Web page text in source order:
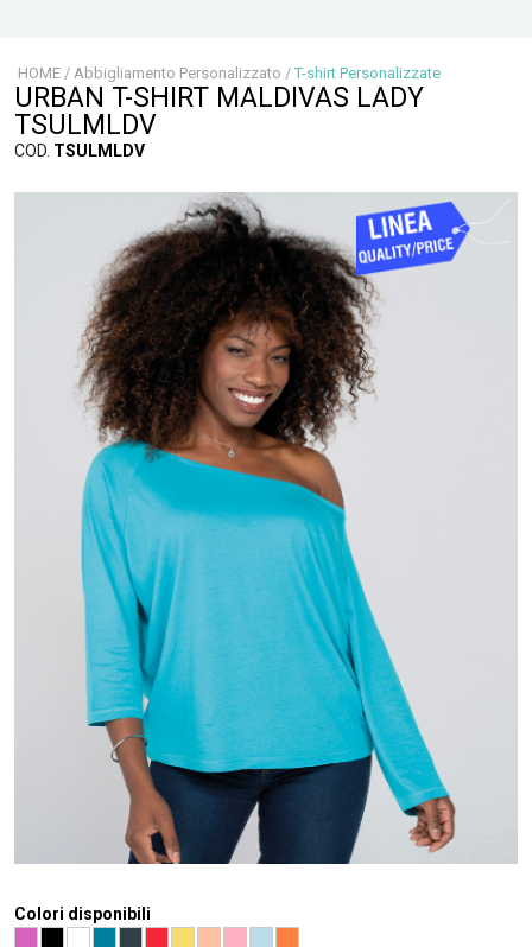
HOME / Abbigliamento Personalizzato / T-shirt Personalizzate
URBAN T-SHIRT MALDIVAS LADY
TSULMLDV
COD. TSULMLDV
Colori disponibili